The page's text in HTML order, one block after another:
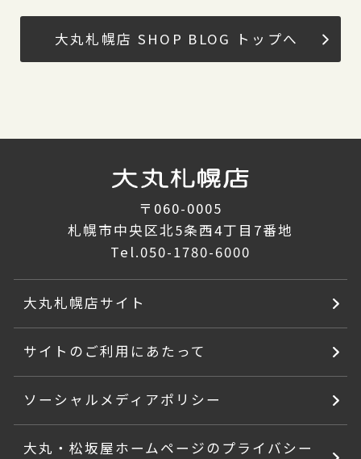
大丸札幌店 SHOP BLOG トップへ
〒060-0005
札幌市中央区北5条西4丁目7番地
Tel.050-1780-6000
大丸札幌店サイト
サイトのご利用にあたって
ソーシャルメディアポリシー
大丸・松坂屋ホームページのプライバシー